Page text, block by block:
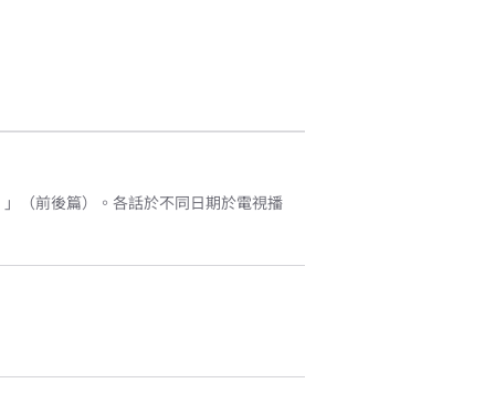
（前後篇）。各話於不同日期於電視播